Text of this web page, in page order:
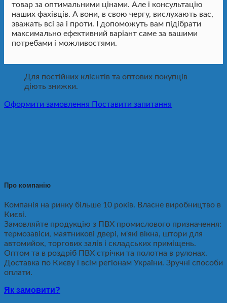
товар за оптимальними цінами. Але і консультацію
наших фахівців. А вони, в свою чергу, вислухають вас,
зважать всі за і проти. І допоможуть вам підібрати
максимально ефективний варіант саме за вашими
потребами і можливостями.
Для постійних клієнтів та оптових покупців
діють знижки.
Оформити замовлення Поставити запитання
Про компанію
Компанія на ринку більше 10 років. Власне виробництво в
Києві.
Замовляйте продукцію з ПВХ промислового призначення:
термозавіси, маятникові двері, м'які вікна, штори для
автомийок, торгових залів і складських приміщень.
Оптом та в роздріб ПВХ стрічки та полотна в рулонах.
Доставка по Києву і всім регіонам України. Зручні способи
оплати.
Як замовити?